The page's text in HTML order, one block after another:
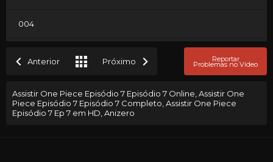
004
007
Anterior Próximo Reportar
Problemas no Vídeo
Assistir One Piece Episódio 7 Episódio 7 Online, Assistir One
Piece Episódio 7 Episódio 7 Completo, Assistir One Piece
Episódio 7 Ep 7 em HD, Anizero